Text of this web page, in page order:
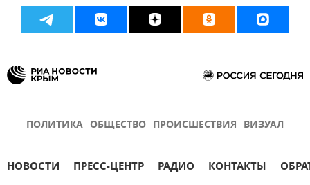
ПОЛИТИКА ОБЩЕСТВО ПРОИСШЕСТВИЯ ВИЗУАЛ
НОВОСТИ ПРЕСС-ЦЕНТР РАДИО КОНТАКТЫ